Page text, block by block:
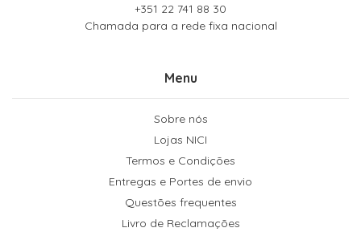
+351 22 741 88 30
Chamada para a rede fixa nacional
Menu
Sobre nós
Lojas NICI
Termos e Condições
Entregas e Portes de envio
Questões frequentes
Livro de Reclamações